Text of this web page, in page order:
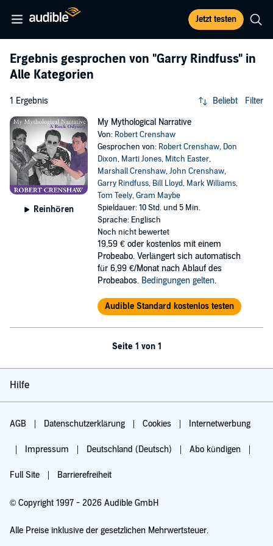
Jetzt testen
Ergebnis gesprochen von "Garry Rindfuss" in
Alle Kategorien
1 Ergebnis Beliebt Filter
Reinhören
My Mythological Narrative
Von: Robert Crenshaw
Gesprochen von: Robert Crenshaw, Don
Dixon, Marti Jones, Mitch Easter,
Marshall Crenshaw,John Crenshaw,
Garry Rindfuss, Bill Lloyd, Mark Williams,
Tom Teely,Gram Maybe
Spieldauer: 10 Std. und 5 Min.
Sprache: Englisch
Noch nicht bewertet
19,59 € oder kostenlos mit einem
Probeabo. Verlängert sich automatisch
für 6,99 €/Monat nach Ablauf des
Probeabos. Bedingungen gelten.
Audible Standard kostenlos testen
Seite 1 von 1
Hilfe
AGB Datenschutzerklärung Cookies Internetwerbung
Impressum Deutschland (Deutsch) Abo kündigen
Full Site Barrierefreiheit
© Copyright 1997 - 2026 Audible GmbH
Alle Preise inklusive der gesetzlichen Mehrwertsteuer.